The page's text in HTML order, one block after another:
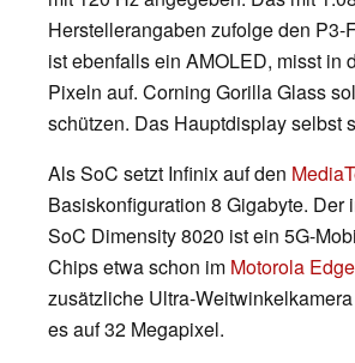
Herstellerangaben zufolge den
ist ebenfalls ein AMOLED, misst in
Pixeln auf. Corning Gorilla Glass
schützen. Das Hauptdisplay selbst
Als SoC setzt Infinix auf den
Basiskonfiguration 8 Gigabyte.
SoC Dimensity 8020 ist ein 5G-
Chips etwa schon im Motorola
zusätzliche Ultra-
es auf 32 Megapixel.